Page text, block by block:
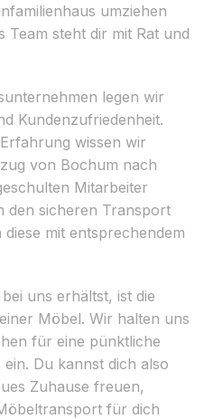
umziehen
steht dir mit Rat und
legen wir
Kundenzufriedenheit.
wissen wir
von Bochum nach
Mitarbeiter
den sicheren Transport
mit entsprechendem
uns erhältst, ist die
Möbel. Wir halten uns
für eine pünktliche
Du kannst dich also
Zuhause freuen,
für dich